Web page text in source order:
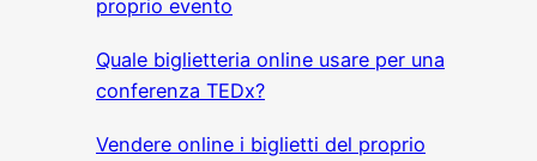
proprio evento
Quale biglietteria online usare per una
conferenza TEDx?
Vendere online i biglietti del proprio